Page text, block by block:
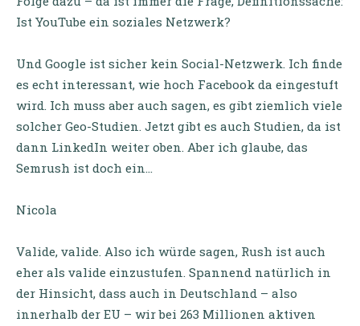
Ist YouTube ein soziales Netzwerk?
Und Google ist sicher kein Social-Netzwerk. Ich finde
es echt interessant, wie hoch Facebook da eingestuft
wird. Ich muss aber auch sagen, es gibt ziemlich viele
solcher Geo-Studien. Jetzt gibt es auch Studien, da ist
dann LinkedIn weiter oben. Aber ich glaube, das
Semrush ist doch ein…
Nicola
Valide, valide. Also ich würde sagen, Rush ist auch
eher als valide einzustufen. Spannend natürlich in
der Hinsicht, dass auch in Deutschland – also
innerhalb der EU – wir bei 263 Millionen aktiven